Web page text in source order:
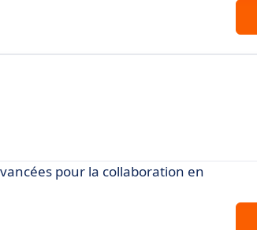
pour la collaboration en